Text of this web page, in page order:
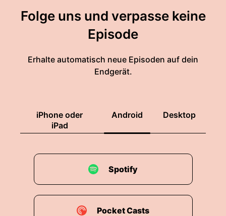
Folge uns und verpasse keine
Episode
Erhalte automatisch neue Episoden auf dein
Endgerät.
iPhone oder
iPad
Android Desktop
Spotify
Pocket Casts